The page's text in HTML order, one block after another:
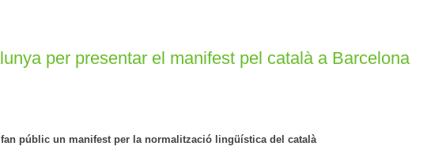
per presentar el manifest pel català a Barcelona
fan públic un manifest per la normalització lingüística del català